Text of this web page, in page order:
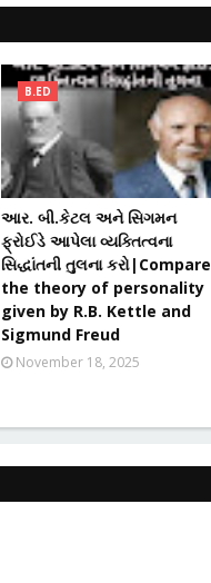
B.ED
આર. બી.કેટલ અને સિગમન
ફ્રોઈડે આપેલા વ્યક્તિત્વના
સિદ્ધાંતની તુલના કરો|Compare
the theory of personality
given by R.B. Kettle and
Sigmund Freud
November 18, 2025